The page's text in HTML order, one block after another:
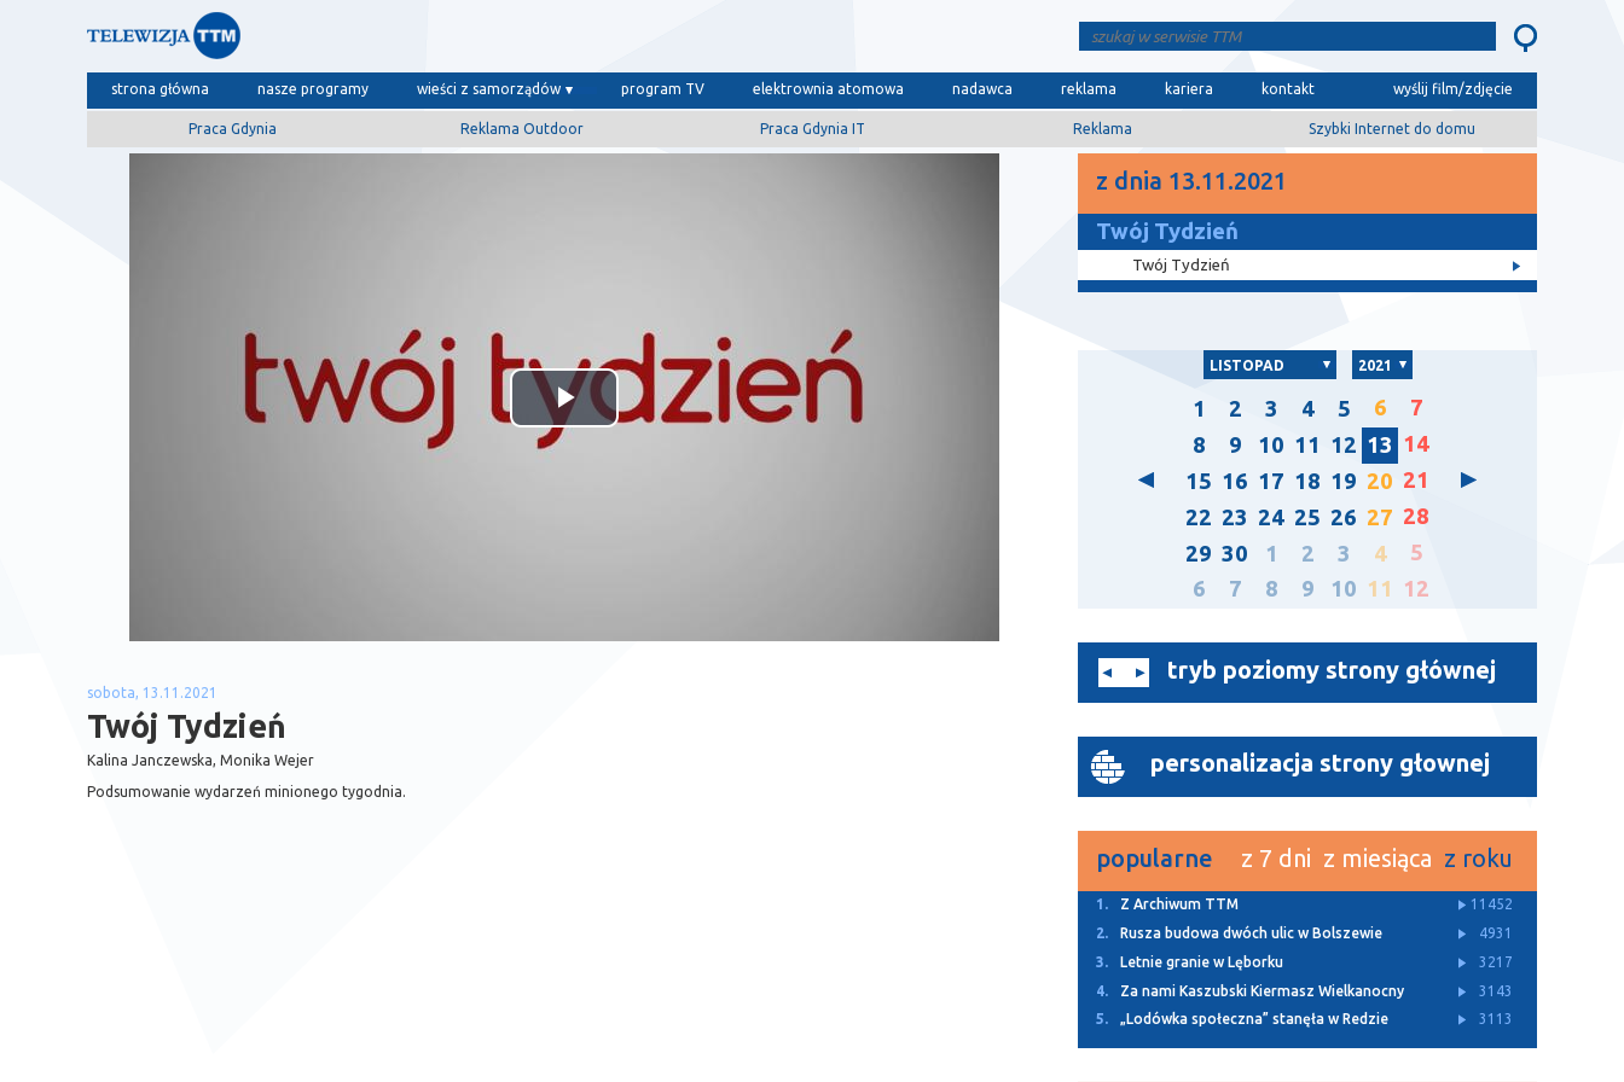
strona główna nasze programy wieści z samorządów program TV elektrownia atomowa nadawca reklama kariera kontakt wyślij film/zdjęcie
Praca Gdynia Reklama Outdoor Praca Gdynia IT Reklama Szybki Internet do domu
Odtwórz
sobota, 13.11.2021
Twój Tydzień
Kalina Janczewska, Monika Wejer
Podsumowanie wydarzeń minionego tygodnia.
z dnia 13.11.2021
Twój Tydzień
Twój Tydzień
LISTOPAD 2021
1 2 3 4 5 6
7
8
9 10 11 12 13 14
15 16 17 18 19 20 21
22 23 24 25 26 27 28
29 30 1 2 3 4
5
6
7 8 9 10 11 12
tryb poziomy strony głównej
personalizacja strony głownej
popularne z 7 dni z miesiąca z roku
1. Z Archiwum TTM
11452
2.
Rusza budowa dwóch ulic w Bolszewie
4931
3.
Letnie granie w Lęborku
3217
4.
Za nami Kaszubski Kiermasz Wielkanocny
3143
5.
„Lodówka społeczna” stanęła w Redzie 3113